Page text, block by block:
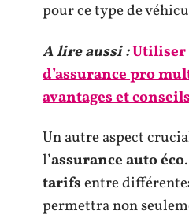
pour ce type de
A lire aussi :Utiliser
d’assurance pro
avantages et
Un autre aspect
l’assurance auto éco.
tarifsentre
permettra non